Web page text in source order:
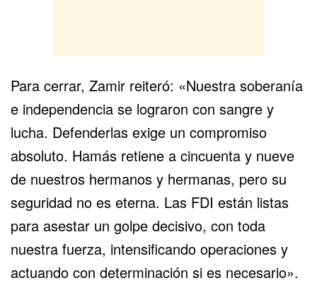
Para cerrar, Zamir reiteró: «Nuestra soberanía
e independencia se lograron con sangre y
lucha. Defenderlas exige un compromiso
absoluto. Hamás retiene a cincuenta y nueve
de nuestros hermanos y hermanas, pero su
seguridad no es eterna. Las FDI están listas
para asestar un golpe decisivo, con toda
nuestra fuerza, intensificando operaciones y
actuando con determinación si es necesario».